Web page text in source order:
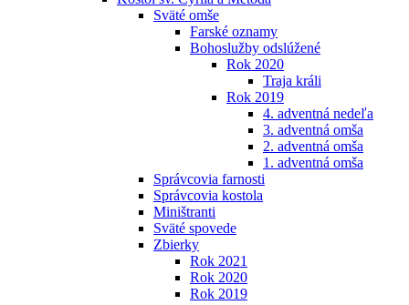
Sväté omše
Farské oznamy
Bohoslužby odslúžené
Rok 2020
Traja králi
Rok 2019
4. adventná nedeľa
3. adventná omša
2. adventná omša
1. adventná omša
Správcovia farnosti
Správcovia kostola
Miništranti
Sväté spovede
Zbierky
Rok 2021
Rok 2020
Rok 2019